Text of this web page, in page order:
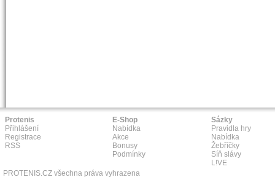
Protenis
Přihlášení
Registrace
RSS
E-Shop
Nabídka
Akce
Bonusy
Podmínky
Sázky
Pravidla hry
Nabídka
Žebříčky
Síň slávy
L!VE
PROTENIS.CZ všechna práva vyhrazena